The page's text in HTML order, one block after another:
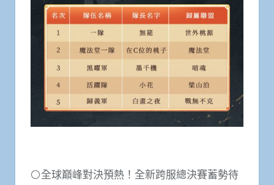
⚪全球巔峰對決預熱！全新跨服總決賽蓄勢待